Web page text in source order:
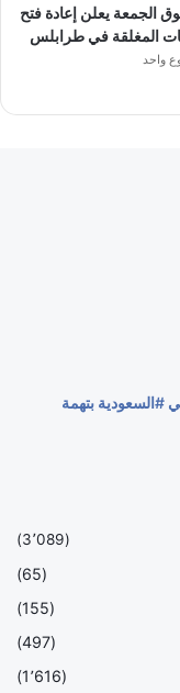
الجمعة يعلن إعادة فتح
المغلقة في طرابلس
واحد
#السعودية بتهمة
(3٬089)
(65)
(155)
(497)
(1٬616)